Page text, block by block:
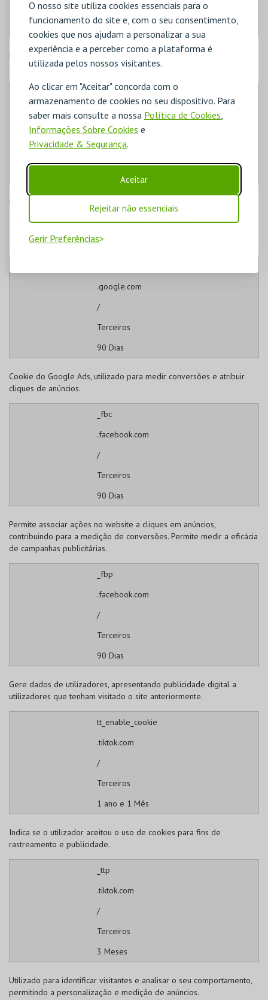
O nosso site utiliza cookies essenciais para o
funcionamento do site e, com o seu consentimento,
cookies que nos ajudam a personalizar a sua
experiência e a perceber como a plataforma é
utilizada pelos nossos visitantes.
Ao clicar em "Aceitar" concorda com o
armazenamento de cookies no seu dispositivo. Para
saber mais consulte a nossa Política de Cookies
Informações Sobre Cookies e
Privacidade & Segurança.
Aceitar
Rejeitar não essenciais
Gerir Preferências
Terceiros
1 Ano, 1 Mês e 7 Dias
Permite distinguir utilizadores e analisar a forma como interagem
com o website, contribuindo para a melhoria da experiência.
_ga_#
.google.com
/
1 Ano, 1 Mês e 7 Dias
Utilizado para armazenar informação sobre a sessão e suportar a
análise de comportamento dos utilizadores no website.
COOKIES DE PUBLICIDADE
.google.com
/
Terceiros
90 Dias
Cookie do Google Ads, utilizado para medir conversões e atribuir
cliques de anúncios.
_fbc
.facebook.com
/
Terceiros
90 Dias
Permite associar ações no website a cliques em anúncios,
contribuindo para a medição de conversões. Permite medir a eficácia
de campanhas publicitárias.
_fbp
.facebook.com
/
Terceiros
90 Dias
Gere dados de utilizadores, apresentando publicidade digital a
utilizadores que tenham visitado o site anteriormente.
tt_enable_cookie
.tiktok.com
/
Terceiros
1 ano e 1 Mês
Indica se o utilizador aceitou o uso de cookies para fins de
rastreamento e publicidade.
_ttp
.tiktok.com
/
Terceiros
3 Meses
Utilizado para identificar visitantes e analisar o seu comportamento,
permitindo a personalização e medição de anúncios.